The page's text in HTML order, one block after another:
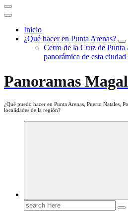
Inicio
¿Qué hacer en Punta Arenas?
Cerro de la Cruz de
panorámica de esta
Panoramas
¿Qué puedo hacer en Punta Arenas, Puerto Natales,
localidades de la región?
Search
for: